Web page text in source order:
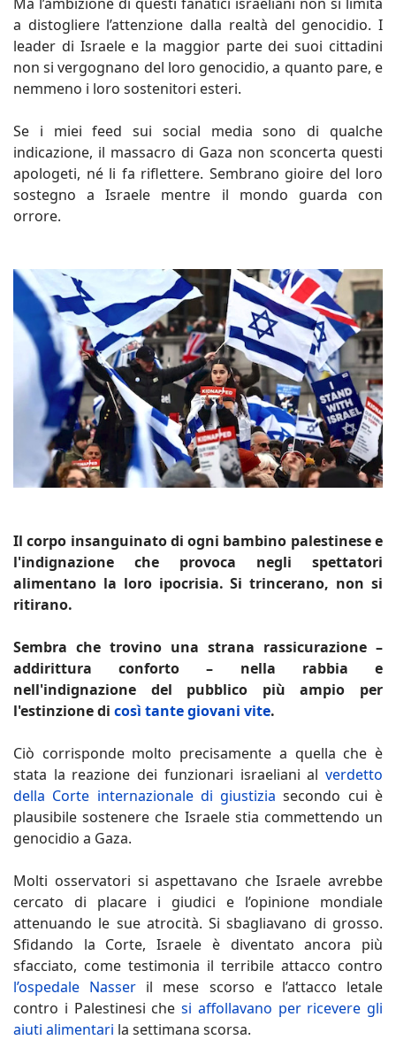
a distogliere l’attenzione dalla realtà del genocidio. I
leader di Israele e la maggior parte dei suoi cittadini
non si vergognano del loro genocidio, a quanto pare, e
nemmeno i loro sostenitori esteri.
Se i miei feed sui social media sono di qualche
indicazione, il massacro di Gaza non sconcerta questi
apologeti, né li fa riflettere. Sembrano gioire del loro
sostegno a Israele mentre il mondo guarda con
orrore.
Il corpo insanguinato di ogni bambino palestinese e
l'indignazione che provoca negli spettatori
alimentano la loro ipocrisia. Si trincerano, non si
ritirano.
Sembra che trovino una strana rassicurazione –
addirittura conforto – nella rabbia e
nell'indignazione del pubblico più ampio per
l'estinzione di così tante giovani vite.
Ciò corrisponde molto precisamente a quella che è
stata la reazione dei funzionari israeliani al verdetto
della Corte internazionale di giustizia secondo cui è
plausibile sostenere che Israele stia commettendo un
genocidio a Gaza.
Molti osservatori si aspettavano che Israele avrebbe
cercato di placare i giudici e l’opinione mondiale
attenuando le sue atrocità. Si sbagliavano di grosso.
Sfidando la Corte, Israele è diventato ancora più
sfacciato, come testimonia il terribile attacco contro
l’ospedale Nasser il mese scorso e l’attacco letale
contro i Palestinesi che si affollavano per ricevere gli
aiuti alimentari la settimana scorsa.